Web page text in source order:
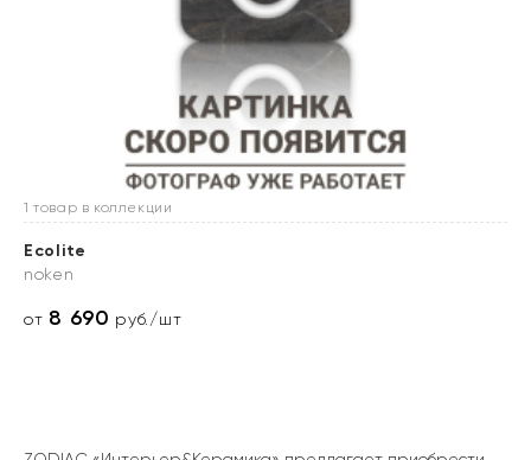
1 товар в коллекции
Ecolite
noken
от 8 690 руб./шт